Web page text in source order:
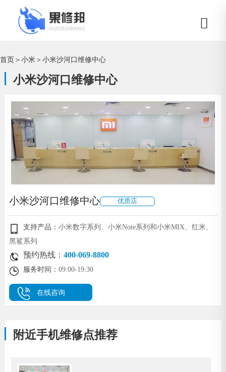
首页＞小米＞小米沙河口维修中心
小米沙河口维修中心
小米沙河口维修中心 优质店
支持产品：小米数字系列、小米Note系列和小米MIX、红米、
黑鲨系列
预约热线：400-069-8800
服务时间：09:00-19:30
在线咨询
附近手机维修点推荐